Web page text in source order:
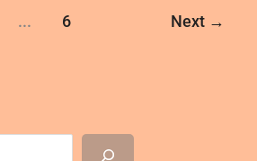
充，多半用來提升適口性，通常
果長期將副食罐當作正餐餵食，
了解最低需求與實際運用 3. 國際
巧與考量 8. 專屬肉食動物：
範 9. 挑選 AAFCO 貓糧：牛磺酸
... 6 Next →